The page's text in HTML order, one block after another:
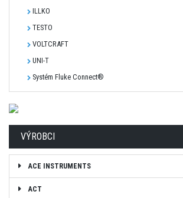
ILLKO
TESTO
VOLTCRAFT
UNI-T
Systém Fluke Connect®
VÝROBCI
ACE INSTRUMENTS
ACT